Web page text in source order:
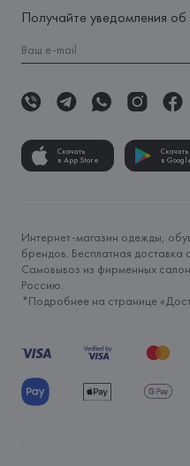
Получайте уведомления об
Скачать
в App Store
Скачать
в
Интернет-магазин одежды,
брендов. Бесплатная
Самовывоз из фирменных
Россию.
*Подробнее на странице «